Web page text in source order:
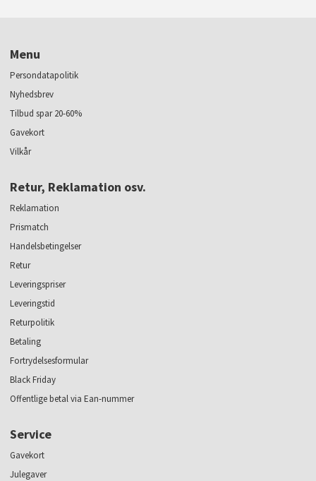
Menu
Persondatapolitik
Nyhedsbrev
Tilbud spar 20-60%
Gavekort
Vilkår
Retur, Reklamation osv.
Reklamation
Prismatch
Handelsbetingelser
Retur
Leveringspriser
Leveringstid
Returpolitik
Betaling
Fortrydelsesformular
Black Friday
Offentlige betal via Ean-nummer
Service
Gavekort
Julegaver